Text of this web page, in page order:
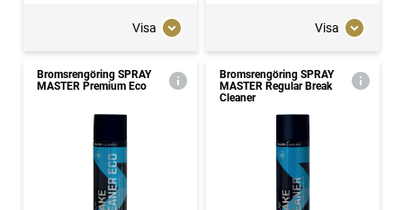
Visa Visa
Bromsrengöring SPRAY
MASTER Premium Eco
Bromsrengöring SPRAY
MASTER Regular Break
Cleaner